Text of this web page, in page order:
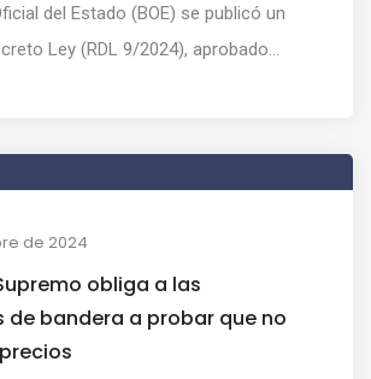
del Estado (BOE) se publicó un
Ley (RDL 9/2024), aprobado...
de 2024
obliga a las
de bandera a probar que no